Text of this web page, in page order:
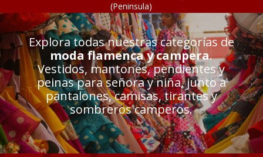
(Peninsula)
Explora todas nuestras categorías de
moda flamenca y campera.
Vestidos, mantones, pendientes y
peinas para señora y niña, junto a
pantalones, camisas, tirantes y
sombreros camperos.